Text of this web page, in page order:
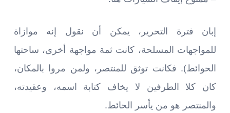
إبان فترة التحرير، يمكن أن نقول إنه موازاة
للمواجهات المسلحة، كانت ثمة مواجهة أخرى، ساحتها
الحوائط). فكانت توثق للمنتصر، ولمن مروا بالمكان،
كان كلا الطرفين لا يخاف كتابة اسمه، وعقيدته،
والمنتصر هو من يأسر الحائط.